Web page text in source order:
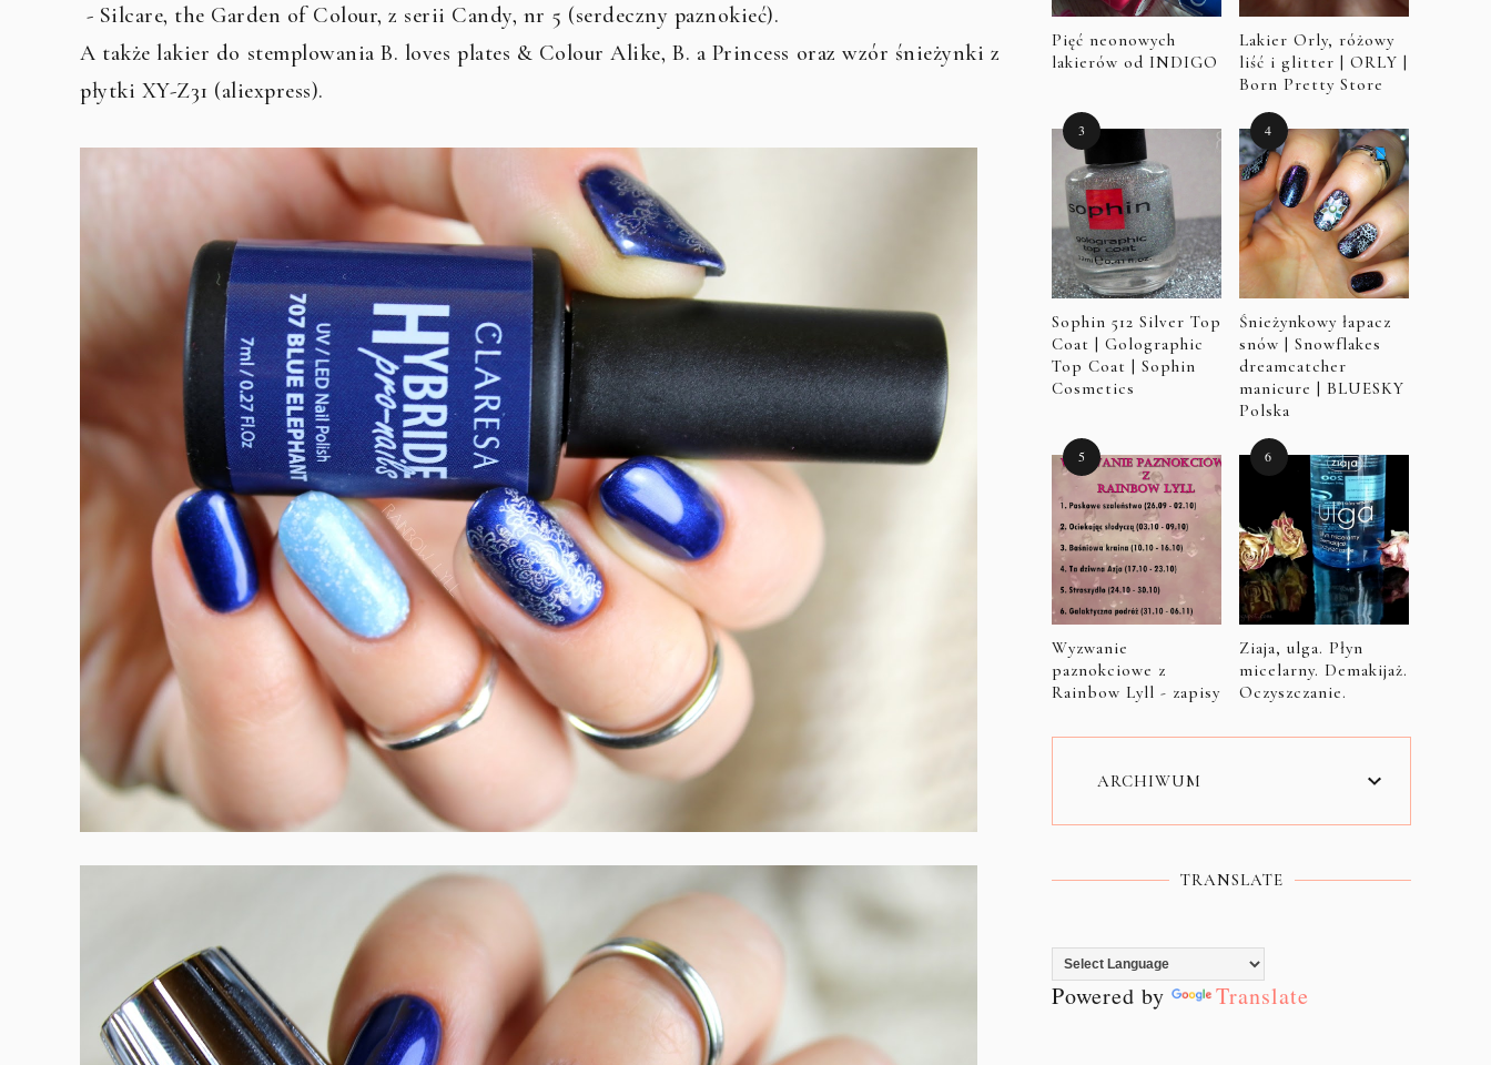
- Silcare, the Garden of Colour, z serii Candy, nr 5 (serdeczny paznokieć).
A także lakier do stemplowania B. loves plates & Colour Alike, B. a Princess oraz wzór śnieżynki z
płytki XY-Z31 (aliexpress).
Pięć neonowych
lakierów od INDIGO
Lakier Orly, różowy
liść i glitter | ORLY |
Born Pretty Store
Sophin 512 Silver Top
Coat | Golographic
Top Coat | Sophin
Cosmetics
Śnieżynkowy łapacz
snów | Snowflakes
dreamcatcher
manicure | BLUESKY
Polska
Wyzwanie
paznokciowe z
Rainbow Lyll - zapisy
Ziaja, ulga. Płyn
micelarny. Demakijaż.
Oczyszczanie.
ARCHIWUM
TRANSLATE
Powered by Translate